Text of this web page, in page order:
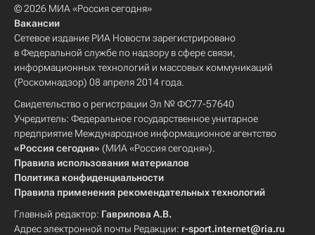
© 2026 МИА «Россия сегодня»
Вакансии
Сетевое издание РИА Новости зарегистрировано
в Федеральной службе по надзору в сфере связи,
информационных технологий и массовых коммуникаций
(Роскомнадзор) 08 апреля 2014 года.
Свидетельство о регистрации Эл № ФС77-57640
Учредитель: Федеральное государственное унитарное
предприятие Международное информационное агентство
«Россия сегодня» (МИА «Россия сегодня»).
Правила использования материалов
Политика конфиденциальности
Правила применения рекомендательных технологий
Главный редактор: Гаврилова А.В.
Адрес электронной почты Редакции: r-sport.internet@ria.ru